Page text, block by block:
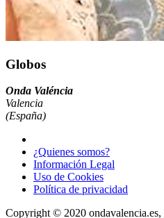
Globos
Onda Valéncia
Valencia
(España)
¿Quienes somos?
Información Legal
Uso de Cookies
Política de privacidad
Copyright © 2020 ondavalencia.es,